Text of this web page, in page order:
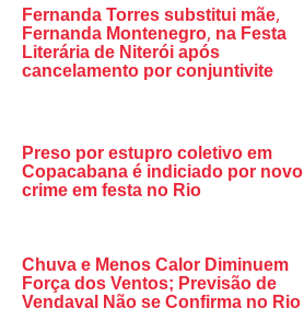
Fernanda Torres substitui mãe,
Fernanda Montenegro, na Festa
Literária de Niterói após
cancelamento por conjuntivite
Preso por estupro coletivo em
Copacabana é indiciado por novo
crime em festa no Rio
Chuva e Menos Calor Diminuem
Força dos Ventos; Previsão de
Vendaval Não se Confirma no Rio